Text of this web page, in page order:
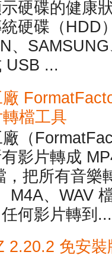
硬碟的健康
硬碟（HDD
、
USB ...
檔工具
（
影片轉成
，把所有音樂
M4A、WAV
何影片轉到...
2.20.2 免安